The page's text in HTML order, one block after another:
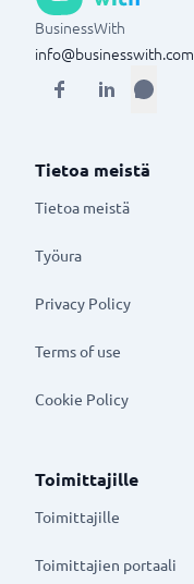
BusinessWith
info@businesswith.com
Tietoa meistä
Tietoa meistä
Työura
Privacy Policy
Terms of use
Cookie Policy
Toimittajille
Toimittajille
Toimittajien portaali